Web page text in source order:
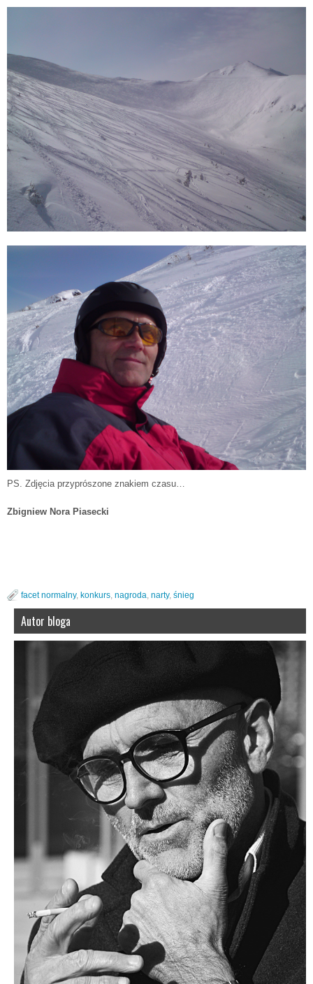
PS. Zdjęcia przyprószone znakiem czasu…
Zbigniew Nora Piasecki
facet normalny, konkurs nagroda narty, śnieg
Autor bloga